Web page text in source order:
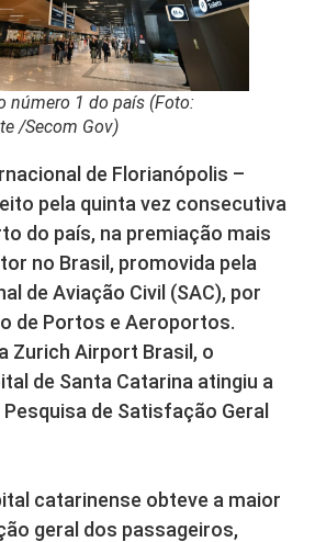
número 1 do país (Foto:
/Secom Gov)
de Florianópolis –
pela quinta vez consecutiva
do país, na premiação mais
no Brasil, promovida pela
de Aviação Civil (SAC), por
de Portos e Aeroportos.
Zurich Airport Brasil, o
de Santa Catarina atingiu a
de Satisfação Geral
catarinense obteve a maior
geral dos passageiros,